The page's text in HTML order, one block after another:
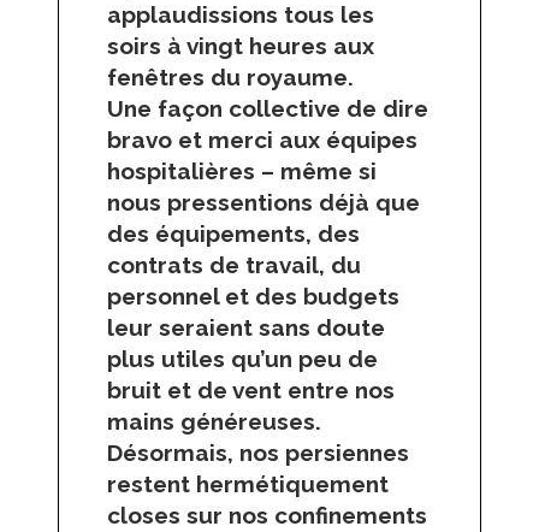
applaudissions tous les
soirs à vingt heures aux
fenêtres du royaume.
Une façon collective de dire
bravo et merci aux équipes
hospitalières – même si
nous pressentions déjà que
des équipements, des
contrats de travail, du
personnel et des budgets
leur seraient sans doute
plus utiles qu’un peu de
bruit et de vent entre nos
mains généreuses.
Désormais, nos persiennes
restent hermétiquement
closes sur nos confinements